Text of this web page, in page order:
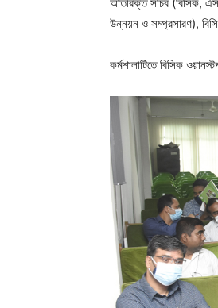
উন্নয়ন ও সম্প্রসারণ),
কর্মশালাটিতে বিসিক